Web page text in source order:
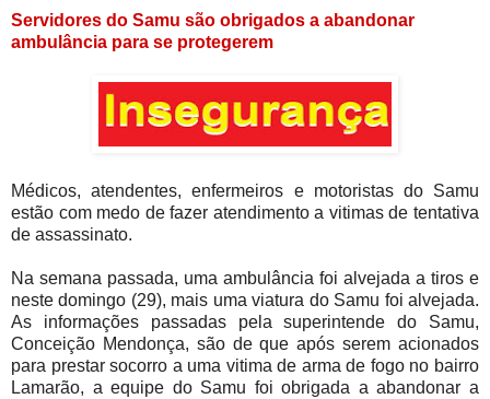
Servidores do Samu são obrigados a abandonar
ambulância para se protegerem
Médicos, atendentes, enfermeiros e motoristas do Samu
estão com medo de fazer atendimento a vitimas de tentativa
de assassinato.
Na semana passada, uma ambulância foi alvejada a tiros e
neste domingo (29), mais uma viatura do Samu foi alvejada.
As informações passadas pela superintende do Samu,
Conceição Mendonça, são de que após serem acionados
para prestar socorro a uma vitima de arma de fogo no bairro
Lamarão, a equipe do Samu foi obrigada a abandonar a